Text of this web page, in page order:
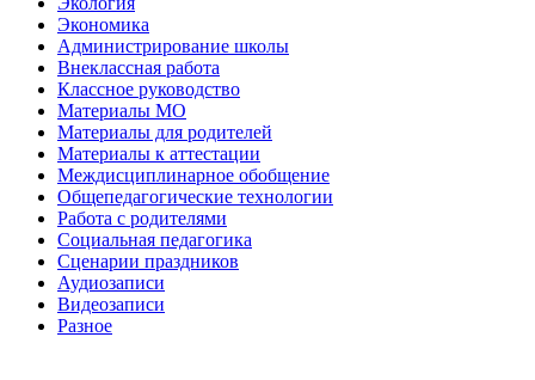
Экономика
Администрирование школы
Внеклассная работа
Классное руководство
Материалы МО
Материалы для родителей
Материалы к аттестации
Междисциплинарное обобщение
Общепедагогические технологии
Работа с родителями
Социальная педагогика
Сценарии праздников
Аудиозаписи
Видеозаписи
Разное